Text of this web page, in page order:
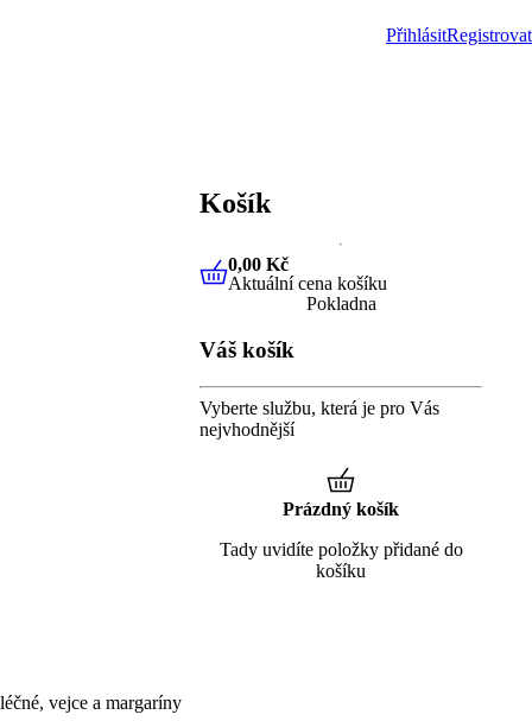
PřihlásitRegistrovat
vejce a margaríny
Košík
0,00 KčAktuální cena košíku
0,00 Kč
Aktuální cena košíku
Pokladna
Váš košík
Vyberte službu, která je pro Vás
nejvhodnější
Prázdný košík
Tady uvidíte položky přidané do
košíku